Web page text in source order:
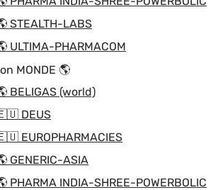
STEALTH-LABS
ULTIMA-PHARMACOM
MONDE 🌎
BELIGAS (world)
DEUS
EUROPHARMACIES
GENERIC-ASIA
PHARMA INDIA-SHREE-POWERBOLIC